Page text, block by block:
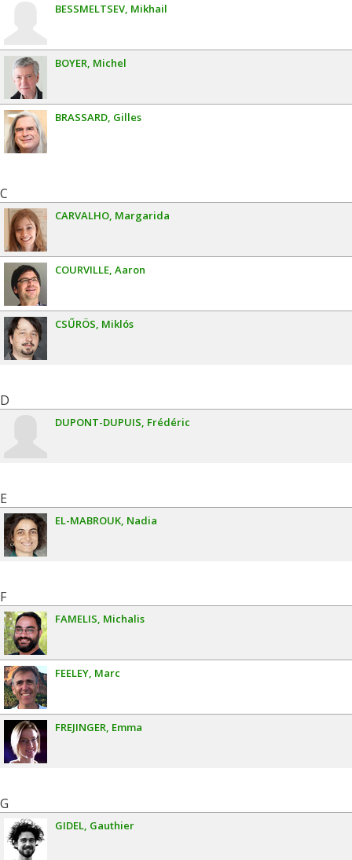
BESSMELTSEV Mikhail
BOYER Michel
BRASSARD Gilles
C
CARVALHO Margarida
COURVILLE Aaron
CSŰRÖS Miklós
D
DUPONT-DUPUIS Frédéric
E
EL-MABROUK Nadia
F
FAMELIS Michalis
FEELEY Marc
FREJINGER Emma
G
GIDEL Gauthier